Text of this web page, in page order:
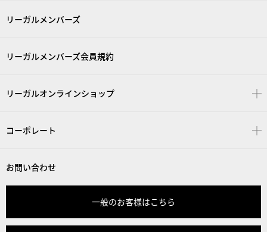
リーガルメンバーズ
リーガルメンバーズ会員規約
リーガルオンラインショップ
コーポレート
お問い合わせ
一般のお客様はこちら